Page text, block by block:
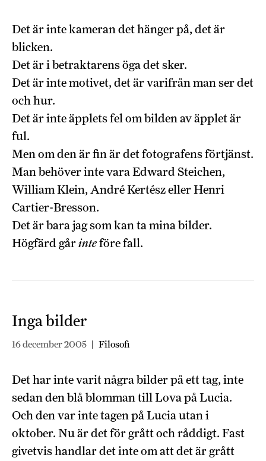
Det är inte kameran det hänger på, det är
blicken.
Det är i betraktarens öga det sker.
Det är inte motivet, det är varifrån man ser det
och hur.
Det är inte äpplets fel om bilden av äpplet är
ful.
Men om den är fin är det fotografens förtjänst.
Man behöver inte vara Edward Steichen,
William Klein, André Kertész eller Henri
Cartier-Bresson.
Det är bara jag som kan ta mina bilder.
Högfärd gårinteföre fall.
Inga bilder
16 december 2005 | Filosofi
Det har inte varit några bilder på ett tag, inte
sedan den blå blomman till Lova på Lucia.
Och den var inte tagen på Lucia utan i
oktober. Nu är det för grått och råddigt. Fast
givetvis handlar det inte om att det är grått